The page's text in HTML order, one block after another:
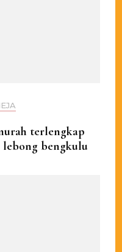
terlengkap
lebong bengkulu